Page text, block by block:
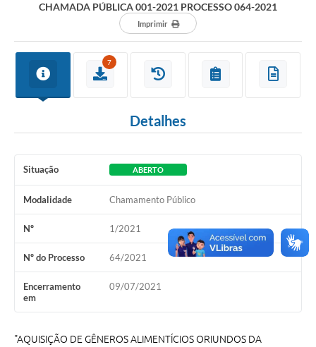
Imprensa
Galeria de Fotos
Contratos
Ouvidoria
Audiências Públicas
Arquivos para Download
Carta de Serviços
Obras
CHAMADA PÚBLICA 001-2021 PROCESSO 064-2021
Imprimir
7
Detalhes
Situação ABERTO
Modalidade Chamamento Público
Nº 1/2021
Nº do Processo 64/2021
Encerramento
em
09/07/2021
"AQUISIÇÃO DE GÊNEROS ALIMENTÍCIOS ORIUNDOS DA